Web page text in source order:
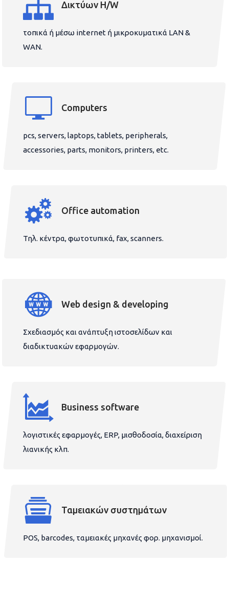
Δικτύων H/W
τοπικά ή μέσω internet ή μικροκυματικά LAN &
WAN.
Computers
pcs, servers, laptops, tablets, peripherals,
accessories, parts, monitors, printers, etc.
Office automation
Τηλ. κέντρα, φωτοτυπικά, fax, scanners.
Web design & developing
Σχεδιασμός και ανάπτυξη ιστοσελίδων και
διαδικτυακών εφαρμογών.
Business software
λογιστικές εφαρμογές, ERP, μισθοδοσία, διαχείριση
λιανικής κλπ.
Ταμειακών συστημάτων
POS, barcodes, ταμειακές μηχανές φορ. μηχανισμοί.